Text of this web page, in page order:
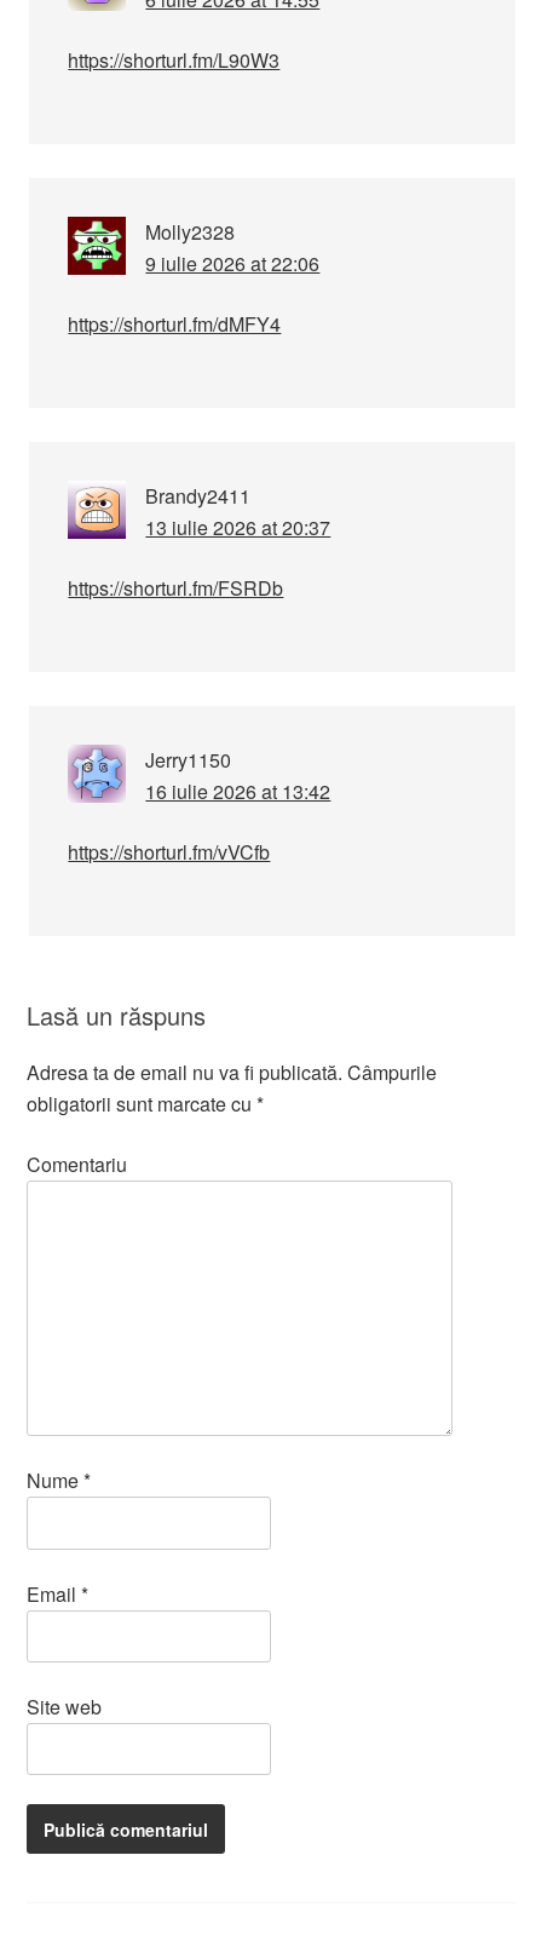
https://shorturl.fm/L90W3
Molly2328
9 iulie 2026 at 22:06
https://shorturl.fm/dMFY4
Brandy2411
13 iulie 2026 at 20:37
https://shorturl.fm/FSRDb
Jerry1150
16 iulie 2026 at 13:42
https://shorturl.fm/vVCfb
Lasă un răspuns
Adresa ta de email nu va fi publicată. Câmpurile
obligatorii sunt marcate cu*
Comentariu
Nume*
Email*
Site web